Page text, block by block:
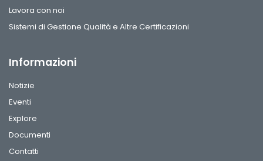
Lavora con noi
Sistemi di Gestione Qualità e Altre Certificazioni
Informazioni
Notizie
Eventi
Explore
Documenti
Contatti